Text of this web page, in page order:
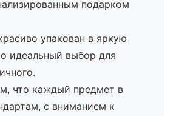
подарком
упакован в яркую
идеальный выбор для
что каждый предмет в
с вниманием к